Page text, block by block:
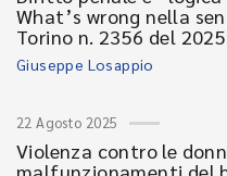
What’s wrong nella
Torino n. 2356 del 2025
Giuseppe Losappio
22 Agosto 2025
Violenza contro le